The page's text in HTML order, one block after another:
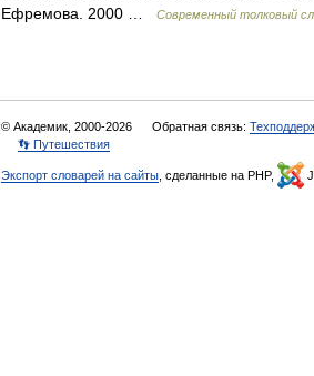
Ефремова. 2000 …
Современный толковый
© Академик, 2000-2026 Обратная связь:
👣 Путешествия
Экспорт словарей на сайты , сделанные на PHP,